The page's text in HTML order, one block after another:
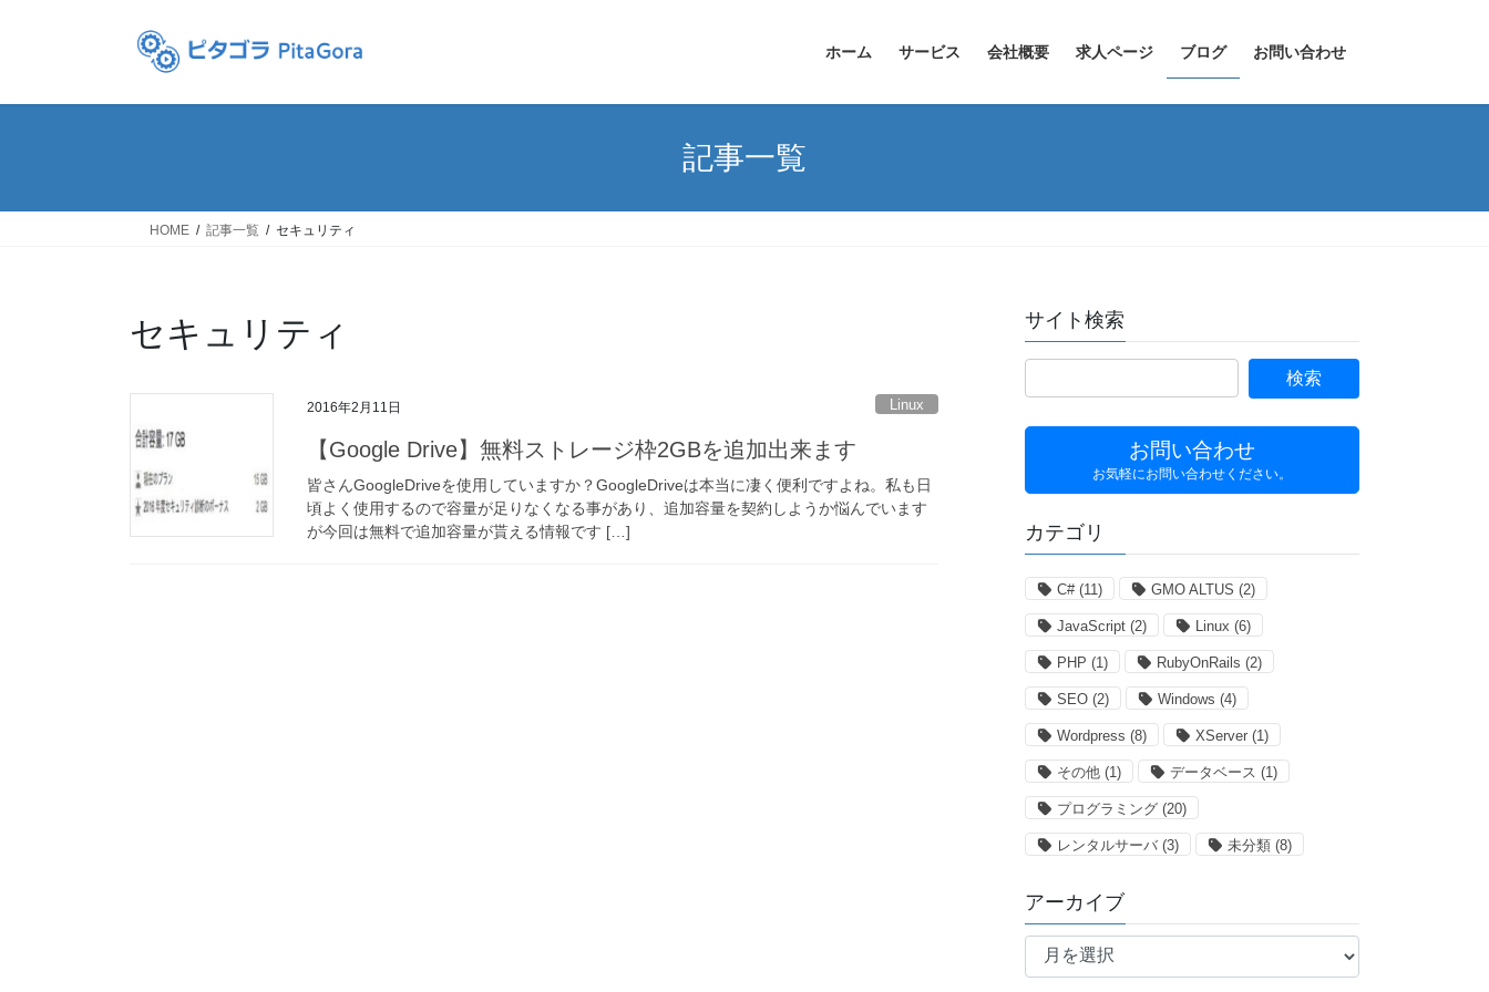
ホーム サービス 会社概要 求人ページ ブログ お問い合わせ
記事一覧
HOME 記事一覧 セキュリティ
セキュリティ
2016年2月11日 Linux
【Google Drive】無料ストレージ枠2GBを追加出来ます
皆さんGoogleDriveを使用していますか？GoogleDriveは本当に凄く便利ですよね。私も日
頃よく使用するので容量が足りなくなる事があり、追加容量を契約しようか悩んでいます
が今回は無料で追加容量が貰える情報です […]
サイト検索
お問い合わせ
お気軽にお問い合わせください。
カテゴリ
C#(11) GMO ALTUS (2)
JavaScript (2) Linux (6)
PHP (1) RubyOnRails (2)
SEO (2) Windows (4)
Wordpress (8) XServer (1)
その他 (1) データベース (1)
プログラミング (20)
レンタルサーバ (3) 未分類 (8)
アーカイブ
ア